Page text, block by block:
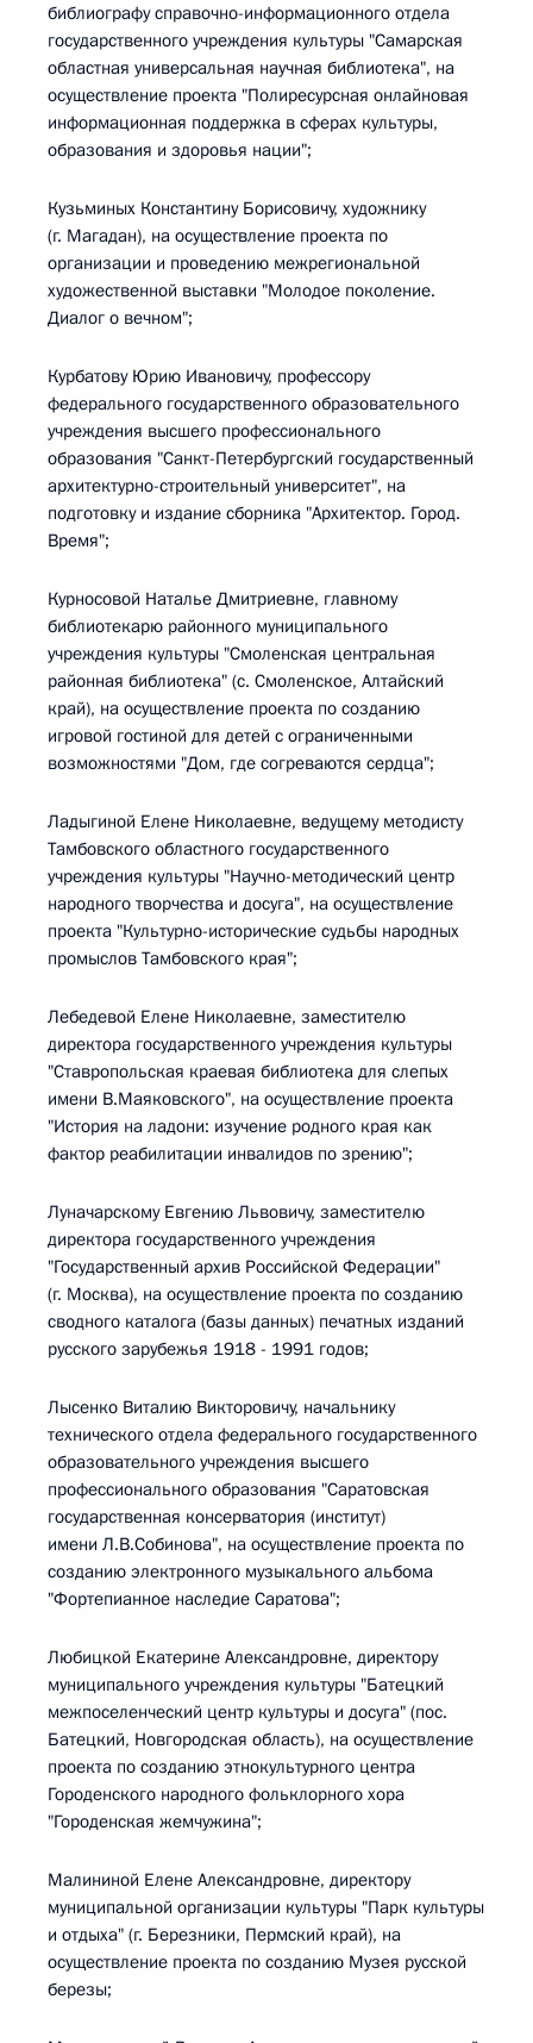
библиографу справочно-информационного отдела
государственного учреждения культуры "Самарская
областная универсальная научная библиотека", на
осуществление проекта "Полиресурсная онлайновая
информационная поддержка в сферах культуры,
образования и здоровья нации";
Кузьминых Константину Борисовичу, художнику
(г. Магадан), на осуществление проекта по
организации и проведению межрегиональной
художественной выставки "Молодое поколение.
Диалог о вечном";
Курбатову Юрию Ивановичу, профессору
федерального государственного образовательного
учреждения высшего профессионального
образования "Санкт-Петербургский государственный
архитектурно-строительный университет", на
подготовку и издание сборника "Архитектор. Город.
Время";
Курносовой Наталье Дмитриевне, главному
библиотекарю районного муниципального
учреждения культуры "Смоленская центральная
районная библиотека" (с. Смоленское, Алтайский
край), на осуществление проекта по созданию
игровой гостиной для детей с ограниченными
возможностями "Дом, где согреваются сердца";
Ладыгиной Елене Николаевне, ведущему методисту
Тамбовского областного государственного
учреждения культуры "Научно-методический центр
народного творчества и досуга", на осуществление
проекта "Культурно-исторические судьбы народных
промыслов Тамбовского края";
Лебедевой Елене Николаевне, заместителю
директора государственного учреждения культуры
"Ставропольская краевая библиотека для слепых
имени В.Маяковского", на осуществление проекта
"История на ладони: изучение родного края как
фактор реабилитации инвалидов по зрению";
Луначарскому Евгению Львовичу, заместителю
директора государственного учреждения
"Государственный архив Российской Федерации"
(г. Москва), на осуществление проекта по созданию
сводного каталога (базы данных) печатных изданий
русского зарубежья 1918 - 1991 годов;
Лысенко Виталию Викторовичу, начальнику
технического отдела федерального государственного
образовательного учреждения высшего
профессионального образования "Саратовская
государственная консерватория (институт)
имени Л.В.Собинова", на осуществление проекта по
созданию электронного музыкального альбома
"Фортепианное наследие Саратова";
Любицкой Екатерине Александровне, директору
муниципального учреждения культуры "Батецкий
межпоселенческий центр культуры и досуга" (пос.
Батецкий, Новгородская область), на осуществление
проекта по созданию этнокультурного центра
Городенского народного фольклорного хора
"Городенская жемчужина";
Малининой Елене Александровне, директору
муниципальной организации культуры "Парк культуры
и отдыха" (г. Березники, Пермский край), на
осуществление проекта по созданию Музея русской
березы;